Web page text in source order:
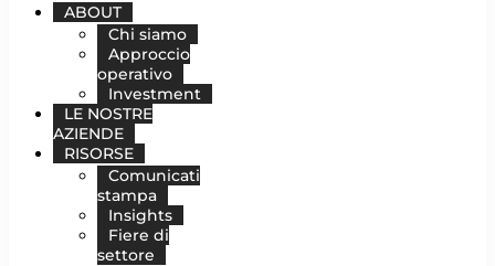
ABOUT
Chi siamo
Approccio
operativo
Investment
LE NOSTRE
AZIENDE
RISORSE
Comunicati
stampa
Insights
Fiere di
settore